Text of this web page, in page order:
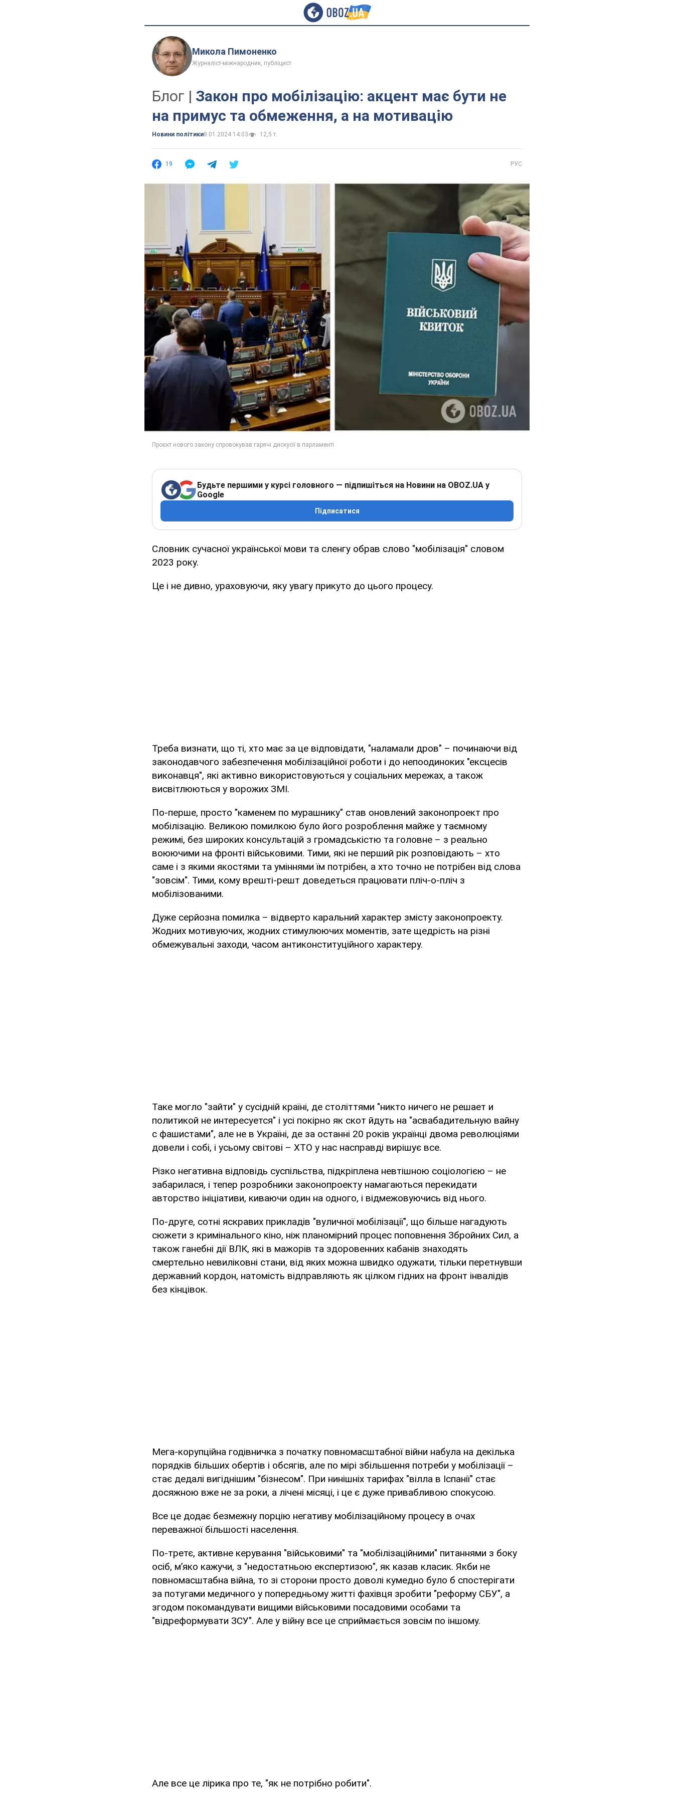
Микола Пимоненко
Журналіст-міжнародник, публіцист
Блог | Закон про мобілізацію: акцент має бути не
на примус та обмеження, а на мотивацію
Новини політики8.01.2024 14:03 12,5 т.
19 РУС
Будьте першими у курсі головного — підпишіться на Новини на OBOZ.UA у
Google
Підписатися
Словник сучасної української мови та сленгу обрав слово "мобілізація" словом
2023 року.
Це і не дивно, ураховуючи, яку увагу прикуто до цього процесу.
Треба визнати, що ті, хто має за це відповідати, "наламали дров" – починаючи від
законодавчого забезпечення мобілізаційної роботи і до непоодиноких "ексцесів
виконавця", які активно використовуються у соціальних мережах, а також
висвітлюються у ворожих ЗМІ.
По-перше, просто "каменем по мурашнику" став оновлений законопроект про
мобілізацію. Великою помилкою було його розроблення майже у таємному
режимі, без широких консультацій з громадськістю та головне – з реально
воюючими на фронті військовими. Тими, які не перший рік розповідають – хто
саме і з якими якостями та уміннями їм потрібен, а хто точно не потрібен від слова
"зовсім". Тими, кому врешті-решт доведеться працювати пліч-о-пліч з
мобілізованими.
Дуже серйозна помилка – відверто каральний характер змісту законопроекту.
Жодних мотивуючих, жодних стимулюючих моментів, зате щедрість на різні
обмежувальні заходи, часом антиконституційного характеру.
Таке могло "зайти" у сусідній країні, де століттями "никто ничего не решает и
политикой не интересуется" і усі покірно як скот йдуть на "асвабадительную вайну
с фашистами", але не в Україні, де за останні 20 років українці двома революціями
довели і собі, і усьому світові – ХТО у нас насправді вирішує все.
Різко негативна відповідь суспільства, підкріплена невтішною соціологією – не
забарилася, і тепер розробники законопроекту намагаються перекидати
авторство ініціативи, киваючи один на одного, і відмежовуючись від нього.
По-друге, сотні яскравих прикладів "вуличної мобілізації", що більше нагадують
сюжети з кримінального кіно, ніж планомірний процес поповнення Збройних Сил, а
також ганебні дії ВЛК, які в мажорів та здоровенних кабанів знаходять
смертельно невиліковні стани, від яких можна швидко одужати, тільки перетнувши
державний кордон, натомість відправляють як цілком гідних на фронт інвалідів
без кінцівок.
Мега-корупційна годівничка з початку повномасштабної війни набула на декілька
порядків більших обертів і обсягів, але по мірі збільшення потреби у мобілізації –
стає дедалі вигіднішим "бізнесом". При нинішніх тарифах "вілла в Іспанії" стає
досяжною вже не за роки, а лічені місяці, і це є дуже привабливою спокусою.
Все це додає безмежну порцію негативу мобілізаційному процесу в очах
переважної більшості населення.
По-третє, активне керування "військовими" та "мобілізаційними" питаннями з боку
осіб, м’яко кажучи, з "недостатньою експертизою", як казав класик. Якби не
повномасштабна війна, то зі сторони просто доволі кумедно було б спостерігати
за потугами медичного у попередньому житті фахівця зробити "реформу СБУ", а
згодом покомандувати вищими військовими посадовими особами та
"відреформувати ЗСУ". Але у війну все це сприймається зовсім по іншому.
Але все це лірика про те, "як не потрібно робити".